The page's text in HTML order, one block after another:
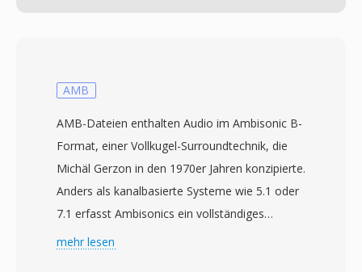
AMB
AMB-Dateien enthalten Audio im Ambisonic B-
Format, einer Vollkugel-Surroundtechnik, die
Michäl Gerzon in den 1970er Jahren konzipierte.
Anders als kanalbasierte Systeme wie 5.1 oder
7.1 erfasst Ambisonics ein vollständiges
dreidimensionales Schallfeld mithilfe von
mehr lesen